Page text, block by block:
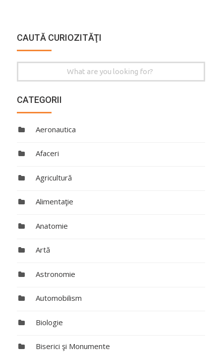
CAUTĂ CURIOZITĂŢI
for:
CATEGORII
Aeronautica
Afaceri
Agricultură
Alimentaţie
Anatomie
Artă
Astronomie
Automobilism
Biologie
Biserici şi Monumente